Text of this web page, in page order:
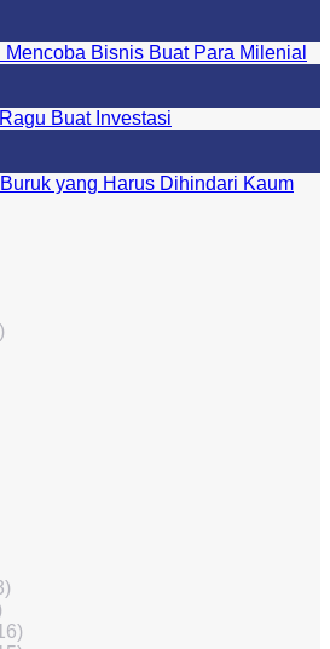
Bisnis Buat Para Milenial
Buat Investasi
yang Harus Dihindari Kaum